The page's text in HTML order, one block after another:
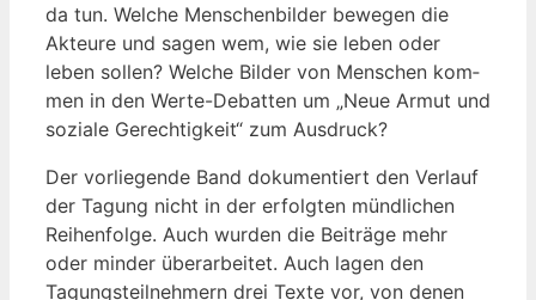
da tun. Wel­che Men­schen­bil­der bewe­gen die
Akteu­re und sagen wem, wie sie leben oder
leben sol­len? Wel­che Bil­der von Men­schen kom­
men in den Wer­te-Debat­ten um „Neue Armut und
sozia­le Gerech­tig­keit“ zum Ausdruck?
Der vor­lie­gen­de Band doku­men­tiert den Ver­lauf
der Tagung nicht in der erfolg­ten münd­li­chen
Rei­hen­fol­ge. Auch wur­den die Bei­trä­ge mehr
oder min­der über­ar­bei­tet. Auch lagen den
Tagungs­teil­neh­mern drei Tex­te vor, von denen